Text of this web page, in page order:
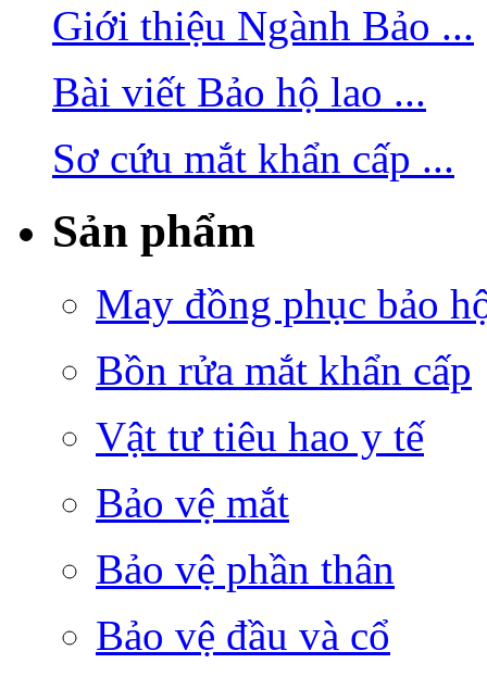
Giới thiệu Ngành Bảo ...
Bài viết Bảo hộ lao ...
Sơ cứu mắt khẩn cấp ...
Sản phẩm
May đồng phục bảo
Bồn rửa mắt khẩn cấp
Vật tư tiêu hao y tế
Bảo vệ mắt
Bảo vệ phần thân
Bảo vệ đầu và cổ